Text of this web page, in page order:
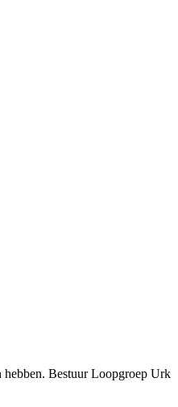
hebben. Bestuur Loopgroep Urk